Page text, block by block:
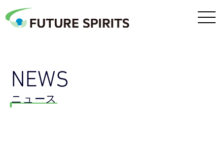
NEWS
ニュース